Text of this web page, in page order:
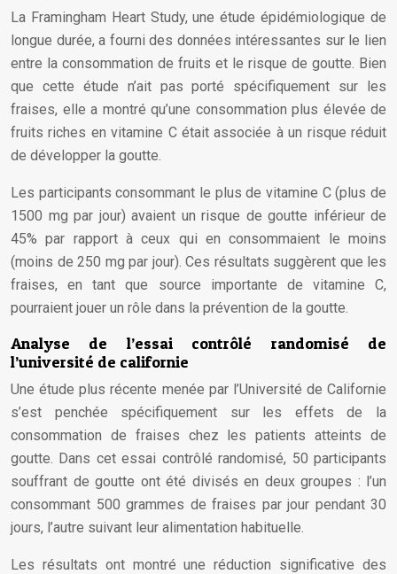
La Framingham Heart Study, une étude épidémiologique de
longue durée, a fourni des données intéressantes sur le lien
entre la consommation de fruits et le risque de goutte. Bien
que cette étude n’ait pas porté spécifiquement sur les
fraises, elle a montré qu’une consommation plus élevée de
fruits riches en vitamine C était associée à un risque réduit
de développer la goutte.
Les participants consommant le plus de vitamine C (plus de
1500 mg par jour) avaient un risque de goutte inférieur de
45% par rapport à ceux qui en consommaient le moins
(moins de 250 mg par jour). Ces résultats suggèrent que les
fraises, en tant que source importante de vitamine C,
pourraient jouer un rôle dans la prévention de la goutte.
Analyse de l’essai contrôlé randomisé de
l’université de californie
Une étude plus récente menée par l’Université de Californie
s’est penchée spécifiquement sur les effets de la
consommation de fraises chez les patients atteints de
goutte. Dans cet essai contrôlé randomisé, 50 participants
souffrant de goutte ont été divisés en deux groupes : l’un
consommant 500 grammes de fraises par jour pendant 30
jours, l’autre suivant leur alimentation habituelle.
Les résultats ont montré une réduction significative des